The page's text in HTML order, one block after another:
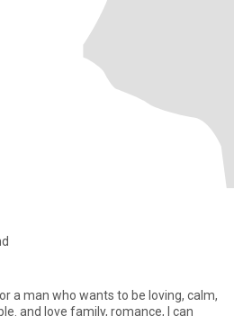
a man who wants to be loving, calm,
and love family, romance, I can